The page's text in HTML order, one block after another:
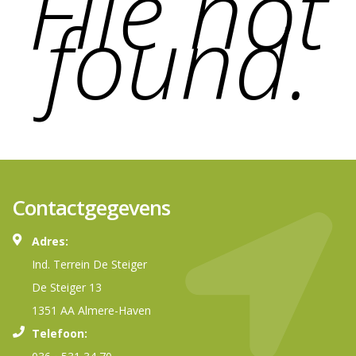
found.
Contactgegevens
Adres:
Ind. Terrein De Steiger
De Steiger 13
1351 AA Almere-Haven
Telefoon: